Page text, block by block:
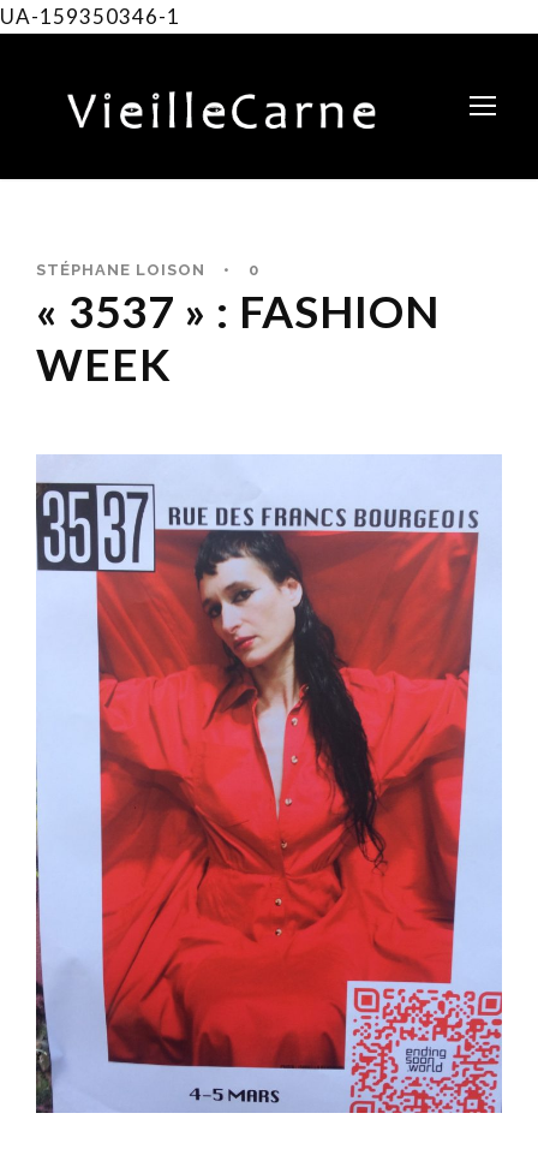
UA-159350346-1
STÉPHANE LOISON • 0
« 3537 » : FASHION
WEEK